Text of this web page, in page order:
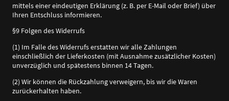
mittels einer eindeutigen Erklärung (z. B. per E-Mail oder Brief) über
Ihren Entschluss informieren.
§9 Folgen des Widerrufs
(1) Im Falle des Widerrufs erstatten wir alle Zahlungen
einschließlich der Lieferkosten (mit Ausnahme zusätzlicher Kosten)
unverzüglich und spätestens binnen 14 Tagen.
(2) Wir können die Rückzahlung verweigern, bis wir die Waren
zurückerhalten haben.